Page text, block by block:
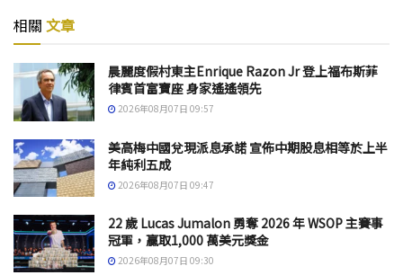
相關 文章
晨麗度假村東主Enrique Razon Jr 登上福布斯菲
律賓首富寶座 身家遙遙領先
2026年08月07日 09:57
美高梅中國兌現派息承諾 宣佈中期股息相等於上半
年純利五成
2026年08月07日 09:47
22 歲 Lucas Jumalon 勇奪 2026 年 WSOP 主賽事
冠軍，贏取1,000 萬美元獎金
2026年08月07日 09:30